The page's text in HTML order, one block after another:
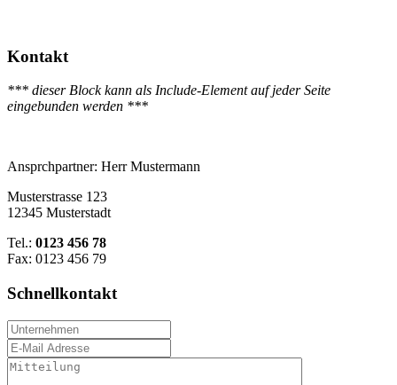
Kontakt
*** dieser Block kann als Include-Element auf jeder Seite
eingebunden werden ***
Ansprchpartner: Herr Mustermann
Musterstrasse 123
12345 Musterstadt
Tel.: 0123 456 78
Fax: 0123 456 79
Schnellkontakt